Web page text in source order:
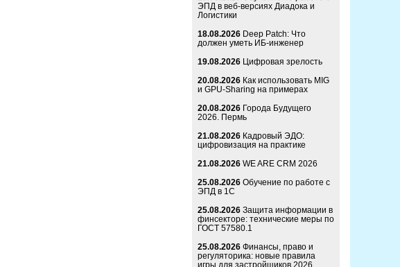
ЭПД в веб-версиях Диадока и
Логистики
18.08.2026 Deep Patch: Что
должен уметь ИБ-инженер
19.08.2026 Цифровая зрелость
20.08.2026 Как использовать MIG
и GPU-Sharing на примерах
20.08.2026 Города Будущего
2026. Пермь
21.08.2026 Кадровый ЭДО:
цифровизация на практике
21.08.2026 WE ARE CRM 2026
25.08.2026 Обучение по работе с
ЭПД в 1С
25.08.2026 Защита информации в
финсекторе: технические меры по
ГОСТ 57580.1
25.08.2026 Финансы, право и
регуляторика: новые правила